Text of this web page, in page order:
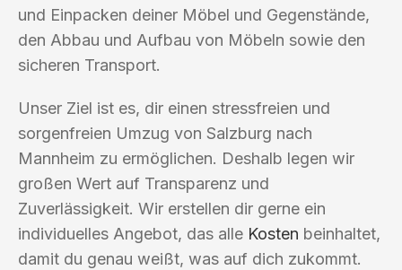
und Einpacken deiner Möbel und Gegenstände,
den Abbau und Aufbau von Möbeln sowie den
sicheren Transport.
Unser Ziel ist es, dir einen stressfreien und
sorgenfreien Umzug von Salzburg nach
Mannheim zu ermöglichen. Deshalb legen wir
großen Wert auf Transparenz und
Zuverlässigkeit. Wir erstellen dir gerne ein
individuelles Angebot, das alle Kosten beinhaltet,
damit du genau weißt, was auf dich zukommt.